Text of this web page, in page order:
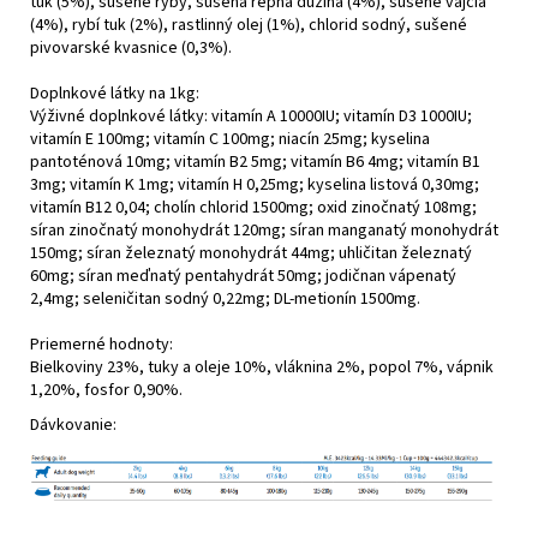
(4%), rybí tuk (2%), rastlinný olej (1%), chlorid sodný, sušené
pivovarské kvasnice (0,3%).
Doplnkové látky na 1kg:
Výživné doplnkové látky: vitamín A 10000IU; vitamín D3 1000IU;
vitamín E 100mg; vitamín C 100mg; niacín 25mg; kyselina
pantoténová 10mg; vitamín B2 5mg; vitamín B6 4mg; vitamín B1
3mg; vitamín K 1mg; vitamín H 0,25mg; kyselina listová 0,30mg;
vitamín B12 0,04; cholín chlorid 1500mg; oxid zinočnatý 108mg;
síran zinočnatý monohydrát 120mg; síran manganatý monohydrát
150mg; síran železnatý monohydrát 44mg; uhličitan železnatý
60mg; síran meďnatý pentahydrát 50mg; jodičnan vápenatý
2,4mg; seleničitan sodný 0,22mg; DL-metionín 1500mg.
Priemerné hodnoty:
Bielkoviny 23%, tuky a oleje 10%, vláknina 2%, popol 7%, vápnik
1,20%, fosfor 0,90%.
Dávkovanie: